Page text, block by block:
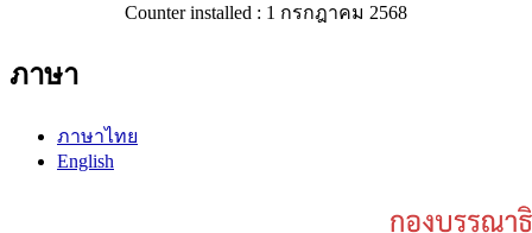
Counter installed : 1 กรกฎาคม 2568
ภาษา
ภาษาไทย
English